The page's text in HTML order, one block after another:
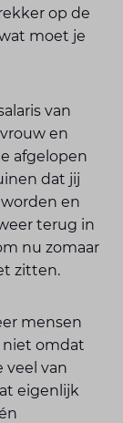
op de
moet je
van
en
afgelopen
dat jij
en
terug in
nu zomaar
zitten.
mensen
niet omdat
veel van
eigenlijk